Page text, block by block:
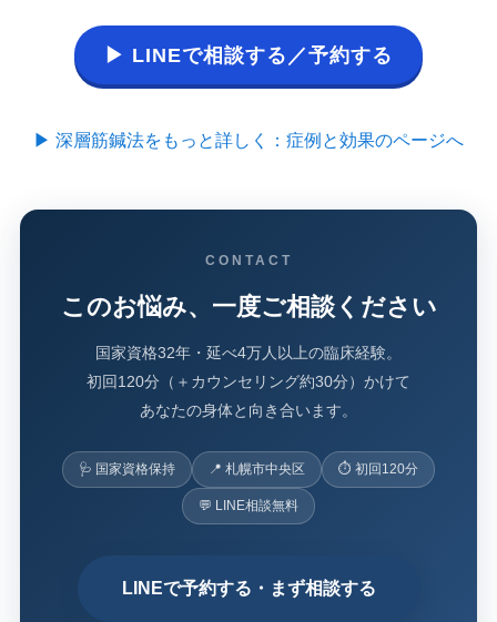
▶ LINEで相談する／予約する
▶ 深層筋鍼法をもっと詳しく：症例と効果のページへ
CONTACT
このお悩み、一度ご相談ください
国家資格32年・延べ4万人以上の臨床経験。
初回120分（＋カウンセリング約30分）かけて
あなたの身体と向き合います。
🩺 国家資格保持 📍 札幌市中央区 ⏱ 初回120分
💬 LINE相談無料
LINEで予約する・まず相談する